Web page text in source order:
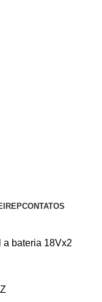
CONTATOS
a bateria 18Vx2